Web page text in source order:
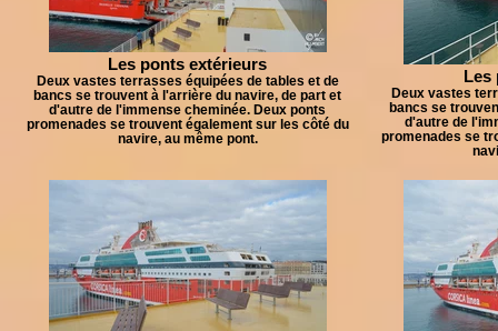
Les ponts extérieurs
Deux vastes terrasses équipées de tables et de
bancs se trouvent à l'arrière du navire, de part et
d'autre de l'immense cheminée. Deux ponts
promenades se trouvent également sur les côté du
navire, au même pont.
Les
Deux vastes
bancs se
d'autre de
promenades se